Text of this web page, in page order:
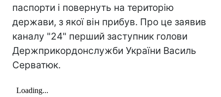
паспорти і повернуть на територію
держави, з якої він прибув. Про це заявив
каналу "24" перший заступник голови
Держприкордонслужби України Василь
Серватюк.